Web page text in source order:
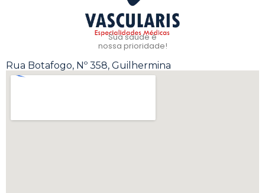
Sua saúde é
nossa prioridade!
Rua Botafogo, Nº 358, Guilhermina